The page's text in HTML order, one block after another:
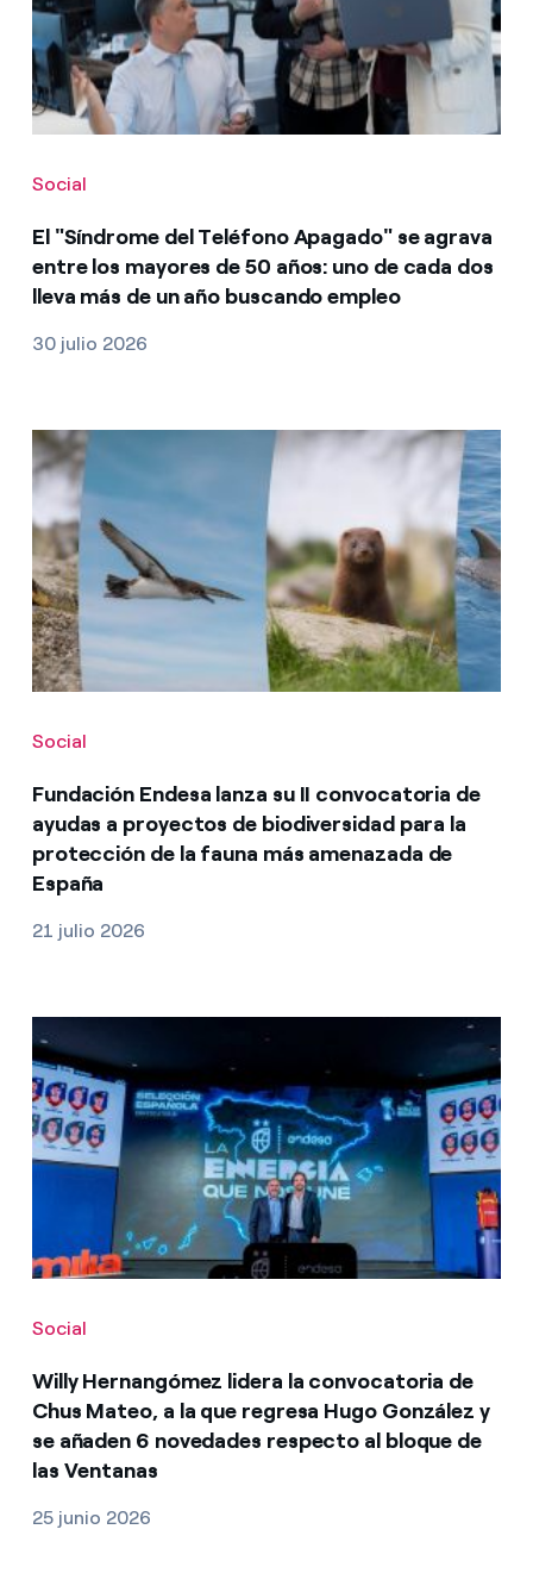
Social
El "Síndrome del Teléfono Apagado" se agrava
entre los mayores de 50 años: uno de cada dos
lleva más de un año buscando empleo
30 julio 2026
Social
Fundación Endesa lanza su II convocatoria de
ayudas a proyectos de biodiversidad para la
protección de la fauna más amenazada de
España
21 julio 2026
Social
Willy Hernangómez lidera la convocatoria de
Chus Mateo, a la que regresa Hugo González y
se añaden 6 novedades respecto al bloque de
las Ventanas
25 junio 2026